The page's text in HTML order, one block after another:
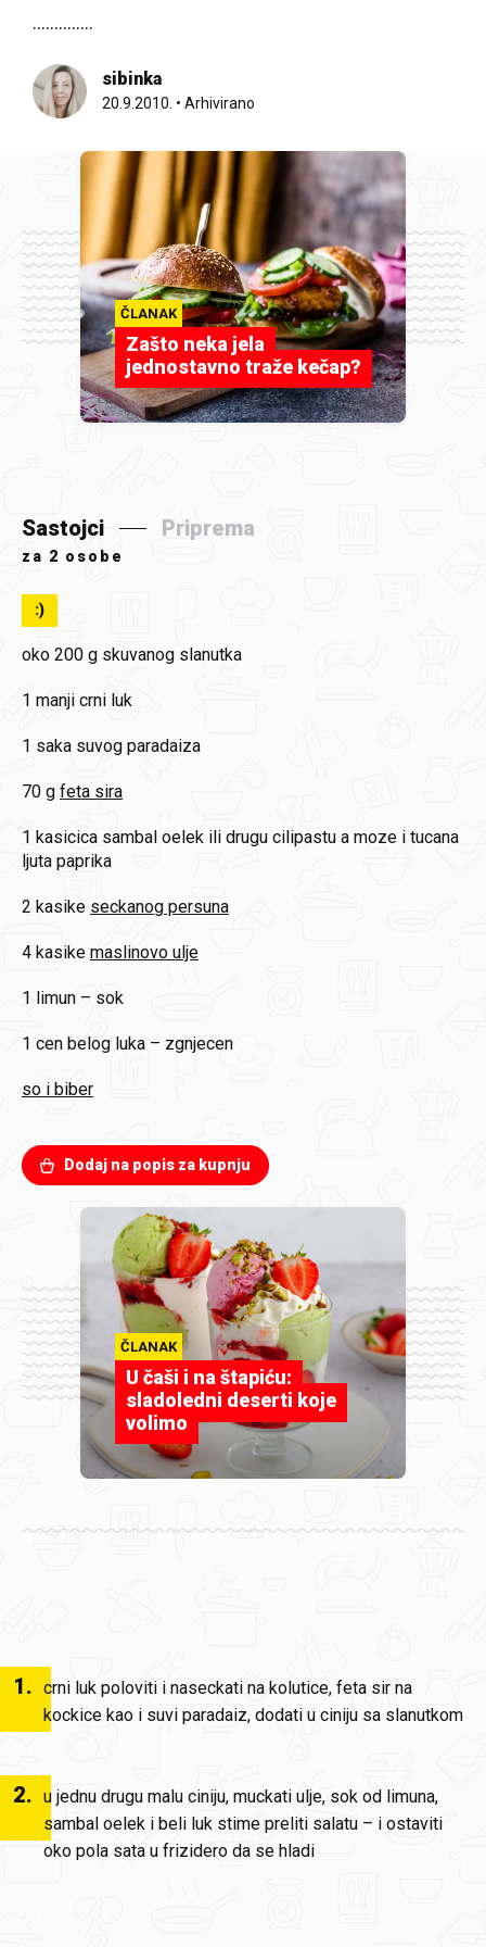
..............
sibinka
20.9.2010. • Arhivirano
ČLANAK
Zašto neka jela
jednostavno traže kečap?
Sastojci Priprema
za 2 osobe
:)
oko 200 g skuvanog slanutka
1 manji crni luk
1 saka suvog paradaiza
70 g feta sira
1 kasicica sambal oelek ili drugu cilipastu a moze i tucana
ljuta paprika
2 kasike seckanog persuna
4 kasike maslinovo ulje
1 limun – sok
1 cen belog luka – zgnjecen
so i biber
Dodaj na popis za kupnju
ČLANAK
U čaši i na štapiću:
sladoledni deserti koje
volimo
1. crni luk poloviti i naseckati na kolutice, feta sir na
kockice kao i suvi paradaiz, dodati u ciniju sa slanutkom
2. u jednu drugu malu ciniju, muckati ulje, sok od limuna,
sambal oelek i beli luk stime preliti salatu – i ostaviti
oko pola sata u frizidero da se hladi